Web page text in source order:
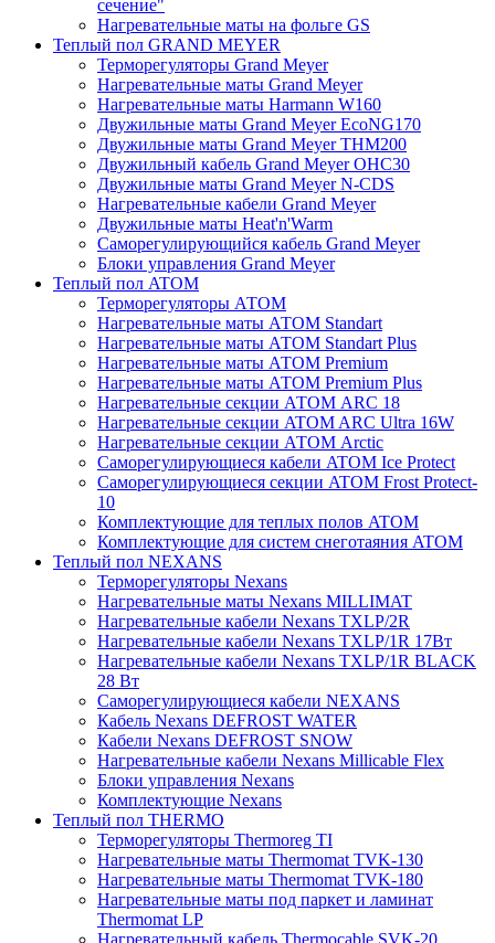
сечение"
Нагревательные маты на фольге GS
Теплый пол GRAND MEYER
Терморегуляторы Grand Meyer
Нагревательные маты Grand Meyer
Нагревательные маты Harmann W160
Двужильные маты Grand Meyer EcoNG170
Двужильные маты Grand Meyer THM200
Двужильный кабель Grand Meyer OHC30
Двужильные маты Grand Meyer N-CDS
Нагревательные кабели Grand Meyer
Двужильные маты Heat'n'Warm
Саморегулирующийся кабель Grand Meyer
Блоки управления Grand Meyer
Теплый пол ATOM
Терморегуляторы АТОМ
Нагревательные маты АТОМ Standart
Нагревательные маты АТОМ Standart Plus
Нагревательные маты АТОМ Premium
Нагревательные маты АТОМ Premium Plus
Нагревательные секции АТОМ ARC 18
Нагревательные секции ATOM ARC Ultra 16W
Нагревательные секции АТОМ Arctic
Саморегулирующиеся кабели ATOM Ice Protect
Саморегулирующиеся секции ATOM Frost Protect-
10
Комплектующие для теплых полов ATOM
Комплектующие для систем снеготаяния ATOM
Теплый пол NEXANS
Терморегуляторы Nexans
Нагревательные маты Nexans MILLIMAT
Нагревательные кабели Nexans TXLP/2R
Нагревательные кабели Nexans TXLP/1R 17Вт
Нагревательные кабели Nexans TXLP/1R BLACK
28 Вт
Саморегулирующиеся кабели NEXANS
Кабель Nexans DEFROST WATER
Кабели Nexans DEFROST SNOW
Нагревательные кабели Nexans Millicable Flex
Блоки управления Nexans
Комплектующие Nexans
Теплый пол THERMO
Терморегуляторы Thermoreg TI
Нагревательные маты Thermomat TVK-130
Нагревательные маты Thermomat TVK-180
Нагревательные маты под паркет и ламинат
Thermomat LP
Нагревательный кабель Thermocable SVK-20